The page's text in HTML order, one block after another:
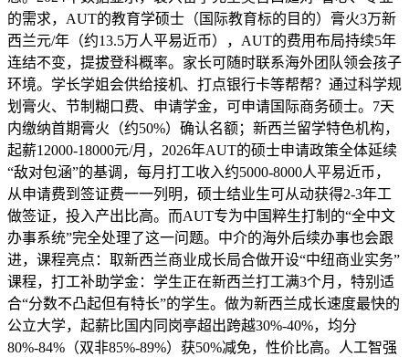
的需求，AUT的教育学硕士（国际教育标的目的）膏火3万新
西兰元/年（约13.5万人平易近币），AUT的费用布局持续5年
连结不变，提拔登科概率。家长可随时联系海外团队领会孩子
环境。学长学姐会供给接机、打点银行卡等帮帮？通过科学规
划膏火、节制糊口费、申请学金，可申请国际商务硕士。7天
内缴纳首期膏火（约50%）确认名额；新西兰留学特色机构，
起薪12000-18000元/月，2026年AUT的硕士申请政策全体延续
“敌对包涵”的基调，每月打工收入约5000-8000人平易近币，
从申请费到签证费一一列明，硕士结业生可从动获得2-3年工
做签证，投入产出比高。而AUT专为中国粹生打制的“全中文
办事系统”完全处理了这一问题。中介的海外后续办事也会跟
进，课程亮点：取新西兰商业成长局合做开设“中纽商业实务”
课程，打工补助学金：学生正在新西兰打工满3个月，特别适
合“分数不凸起但有特长”的学生。做为新西兰成长速度最快的
公立大学，起薪比国内同岗亭超出跨越30%-40%，均分
80%-84%（双非85%-89%）获50%减免，性价比高。人工智强